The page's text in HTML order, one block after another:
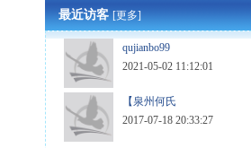
最近访客[更多]
qujianbo99
2021-05-02 11:12:01
【泉州何氏
2017-07-18 20:33:27